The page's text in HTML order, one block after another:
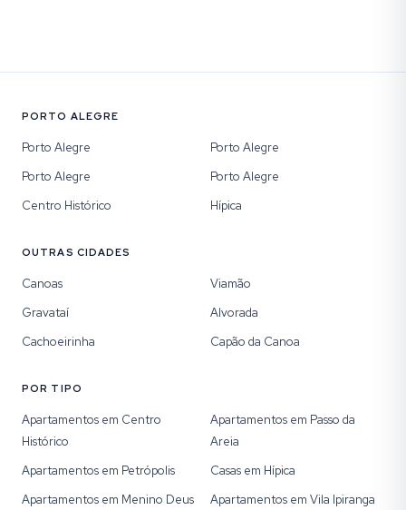
PORTO ALEGRE
Porto Alegre
Porto Alegre
Porto Alegre
Porto Alegre
Centro Histórico
Hípica
OUTRAS CIDADES
Canoas
Viamão
Gravataí
Alvorada
Cachoeirinha
Capão da Canoa
POR TIPO
Apartamentos em Centro
Histórico
Apartamentos em Passo da
Areia
Apartamentos em Petrópolis
Casas em Hípica
Apartamentos em Menino Deus
Apartamentos em Vila Ipiranga